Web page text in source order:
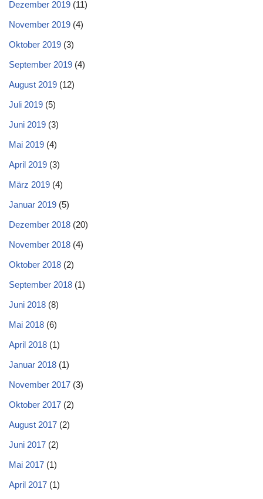
Dezember 2019 (11)
November 2019 (4)
Oktober 2019 (3)
September 2019 (4)
August 2019 (12)
Juli 2019 (5)
Juni 2019 (3)
Mai 2019 (4)
April 2019 (3)
März 2019 (4)
Januar 2019 (5)
Dezember 2018 (20)
November 2018 (4)
Oktober 2018 (2)
September 2018 (1)
Juni 2018 (8)
Mai 2018 (6)
April 2018 (1)
Januar 2018 (1)
November 2017 (3)
Oktober 2017 (2)
August 2017 (2)
Juni 2017 (2)
Mai 2017 (1)
April 2017 (1)